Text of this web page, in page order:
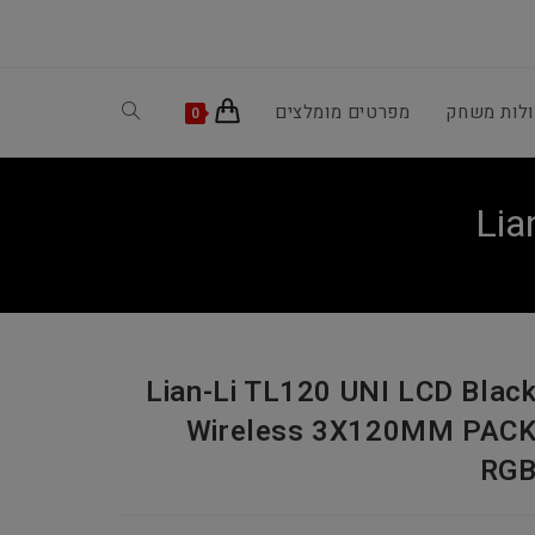
משחק מפרטים מומלצים 0
Toggle
Lian-Li TL120 UNI LCD
Wireless 3X120MM